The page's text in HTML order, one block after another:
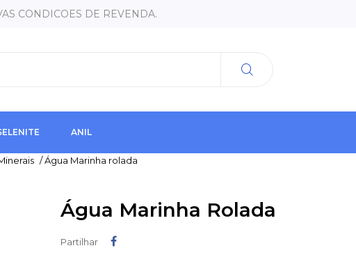
CONDICOES DE REVENDA.
ANIL
/ Água Marinha rolada
Água Marinha Rolada
Partilhar